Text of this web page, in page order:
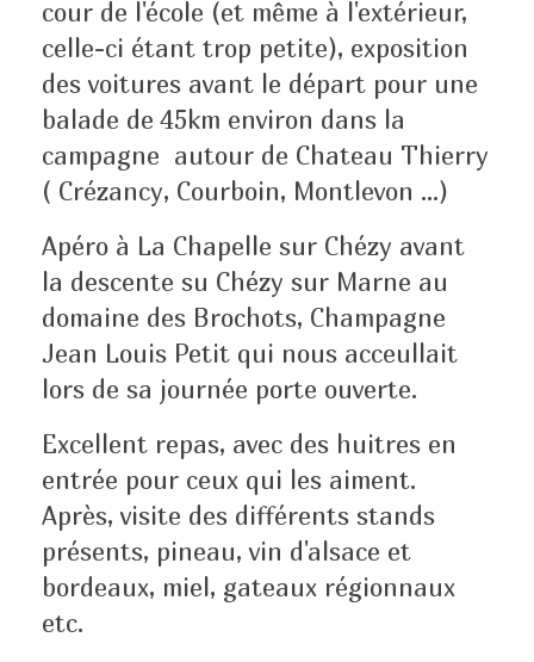
cour de l'école (et même à l'extérieur,
celle-ci étant trop petite), exposition
des voitures avant le départ pour une
balade de 45km environ dans la
campagne autour de Chateau Thierry
( Crézancy, Courboin, Montlevon ...)
Apéro à La Chapelle sur Chézy avant
la descente su Chézy sur Marne au
domaine des Brochots, Champagne
Jean Louis Petit qui nous acceullait
lors de sa journée porte ouverte.
Excellent repas, avec des huitres en
entrée pour ceux qui les aiment.
Après, visite des différents stands
présents, pineau, vin d'alsace et
bordeaux, miel, gateaux régionnaux
etc.